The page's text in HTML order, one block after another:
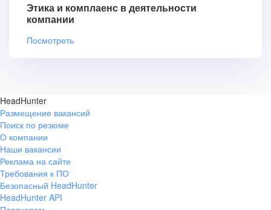
Этика и комплаенс в деятельности
компании
Посмотреть
HeadHunter
Размещение вакансий
Поиск по резюме
О компании
Наши вакансии
Реклама на сайте
Требования к ПО
Безопасный HeadHunter
HeadHunter API